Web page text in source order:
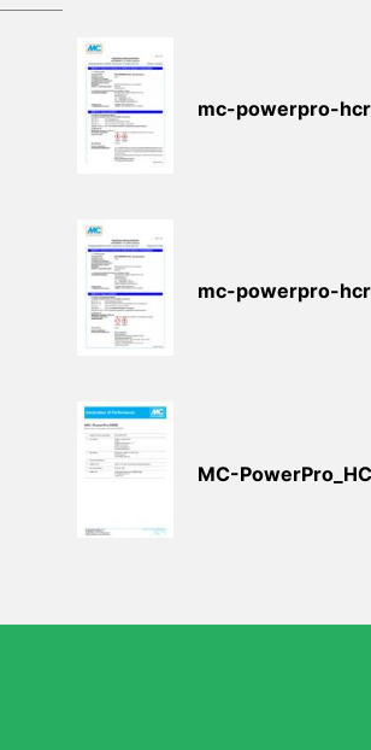
mc-powerpro-
mc-powerpro-
MC-